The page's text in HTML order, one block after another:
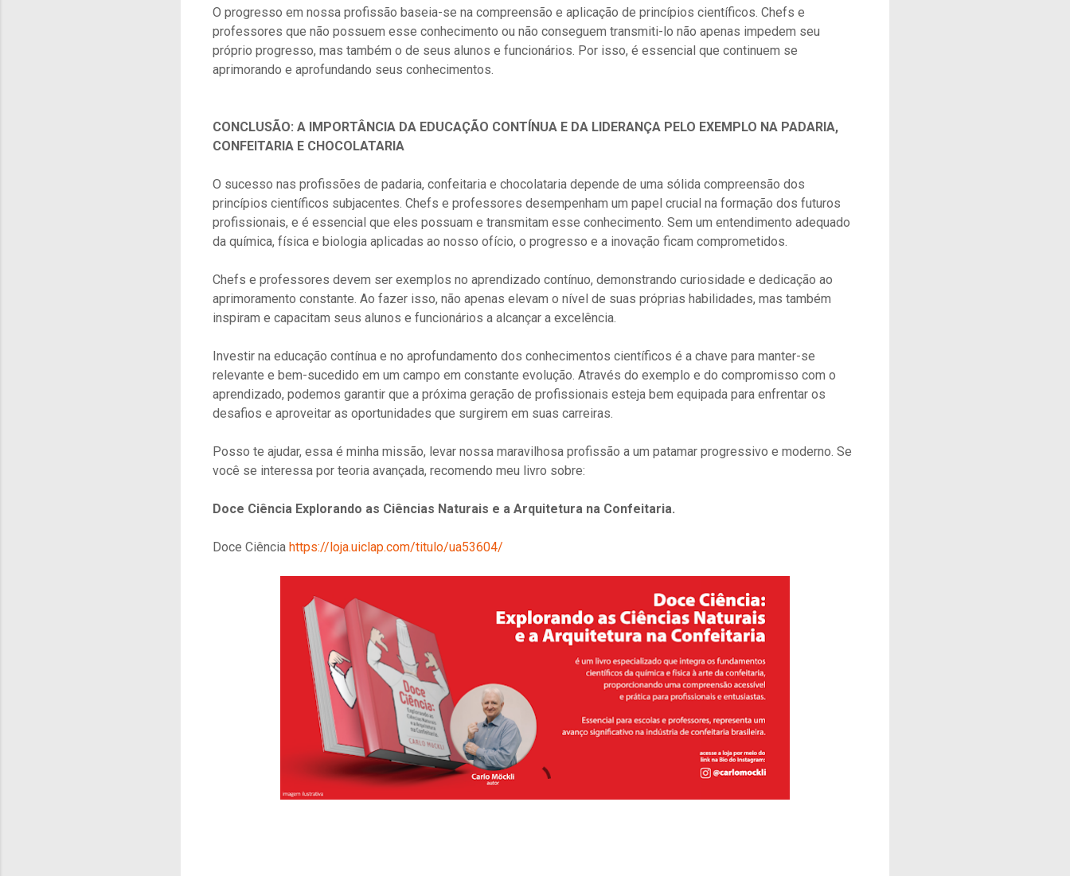
O progresso em nossa profissão baseia-se na compreensão e aplicação de princípios científicos. Chefs e
professores que não possuem esse conhecimento ou não conseguem transmiti-lo não apenas impedem seu
próprio progresso, mas também o de seus alunos e funcionários. Por isso, é essencial que continuem se
aprimorando e aprofundando seus conhecimentos.
CONCLUSÃO: A IMPORTÂNCIA DA EDUCAÇÃO CONTÍNUA E DA LIDERANÇA PELO EXEMPLO NA PADARIA,
CONFEITARIA E CHOCOLATARIA
O sucesso nas profissões de padaria, confeitaria e chocolataria depende de uma sólida compreensão dos
princípios científicos subjacentes. Chefs e professores desempenham um papel crucial na formação dos futuros
profissionais, e é essencial que eles possuam e transmitam esse conhecimento. Sem um entendimento adequado
da química, física e biologia aplicadas ao nosso ofício, o progresso e a inovação ficam comprometidos.
Chefs e professores devem ser exemplos no aprendizado contínuo, demonstrando curiosidade e dedicação ao
aprimoramento constante. Ao fazer isso, não apenas elevam o nível de suas próprias habilidades, mas também
inspiram e capacitam seus alunos e funcionários a alcançar a excelência.
Investir na educação contínua e no aprofundamento dos conhecimentos científicos é a chave para manter-se
relevante e bem-sucedido em um campo em constante evolução. Através do exemplo e do compromisso com o
aprendizado, podemos garantir que a próxima geração de profissionais esteja bem equipada para enfrentar os
desafios e aproveitar as oportunidades que surgirem em suas carreiras.
Posso te ajudar, essa é minha missão, levar nossa maravilhosa profissão a um patamar progressivo e moderno. Se
você se interessa por teoria avançada, recomendo meu livro sobre:
Doce Ciência Explorando as Ciências Naturais e a Arquitetura na Confeitaria.
Doce Ciência https://loja.uiclap.com/titulo/ua53604/